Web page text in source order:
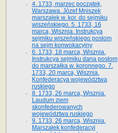
4. 1733, marzec początek,
Warszawa. Józef Mniszek
marszałek w. kor. do sejmiku
wiszeńskiego. 5. 1733, 16
marca, Wisznia. Instrukcya
sejmiku wiszeńskiego posłom
na sejm konwokacyjny
6. 1733, 18 marca, Wisznia.
Instrukcya sejmiku dana posłom
do marszałka w. koronnego. 7.
1733, 20 marca, Wisznia.
Konfederacya województwa
ruskiego
8. 1733, 26 marca, Wisznia.
Laudum ziem
skonfederowanych
województwa ruskiego
9. 1733, 26 marca, Wisznia.
Marszałek konfederacyi